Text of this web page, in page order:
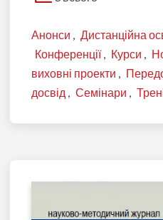
Анонси Дистанційна
Конференції, Курси
виховні проекти
досвід
Семінари